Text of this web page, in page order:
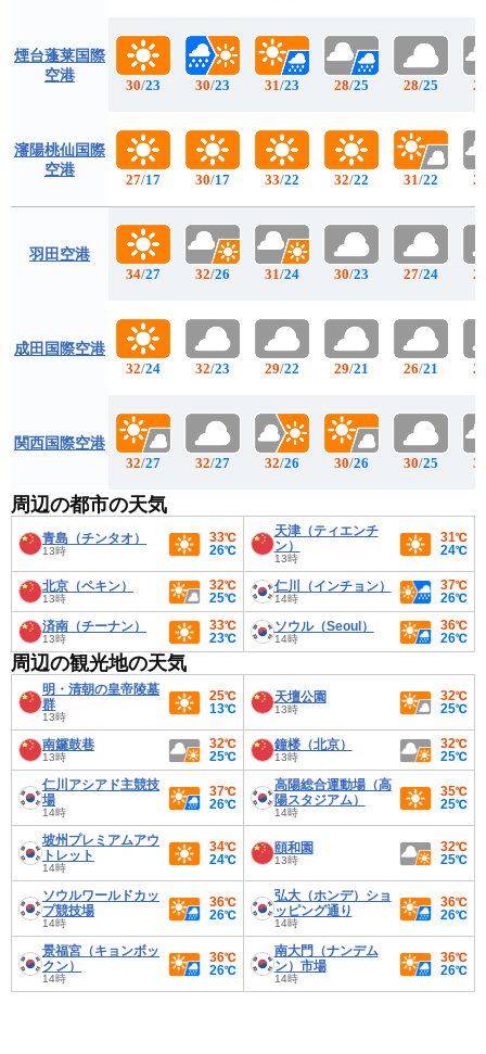
煙台蓬莱国際
空港
瀋陽桃仙国際
空港
羽田空港
成田国際空港
関西国際空港
30/23
27/17
34/27
32/24
32/27
30/23
30/17
32/26
32/23
32/27
31/23
33/22
31/24
29/22
32/26
28/25
32/22
30/23
29/21
30/26
28/25
31/22
27/24
26/21
30/25
周辺の都市の天気
青島（チンタオ）
13時
33℃
26℃
天津（ティエンチ
ン）
13時
31℃
24℃
北京（ペキン）
13時
32℃
25℃
仁川（インチョン）
14時
37℃
26℃
済南（チーナン）
13時
33℃
23℃
ソウル（Seoul）
14時
36℃
26℃
周辺の観光地の天気
明・清朝の皇帝陵墓
群
13時
25℃
13℃
天壇公園
13時
32℃
25℃
南鑼鼓巷
13時
32℃
25℃
鐘楼（北京）
13時
32℃
25℃
仁川アシアド主競技
場
14時
37℃
26℃
高陽総合運動場（高
陽スタジアム）
14時
35℃
25℃
坡州プレミアムアウ
トレット
14時
34℃
24℃
頤和園
13時
32℃
25℃
ソウルワールドカッ
プ競技場
14時
36℃
26℃
弘大（ホンデ）ショ
ッピング通り
14時
36℃
26℃
景福宮（キョンボッ
クン）
14時
36℃
26℃
南大門（ナンデム
ン）市場
14時
36℃
26℃